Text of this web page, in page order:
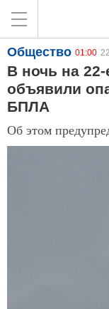
Общество 01:00
В ночь на
объявили
БПЛА
Об этом